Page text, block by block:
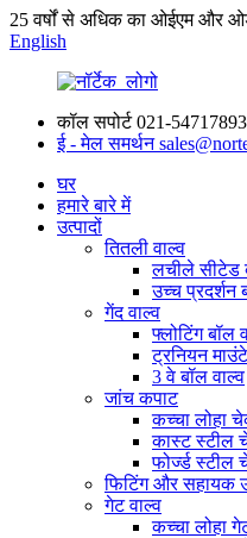
25 वर्षों से अधिक का ओईएम और
English
कॉल सपोर्ट 021-54717893
ई - मेल समर्थन
घर
हमारे बारे में
उत्पादों
तितली वाल्व
लचीले सीटेड
उच्च प्रदर्शन
गेंद वाल्व
फ्लोटिंग बॉल
ट्रनियन
3 वे बॉल वाल्व
जांच कपाट
कच्चा लोहा
कास्ट स्टील
फोर्ज्ड स्टील
फिटिंग और सहायक
गेट वाल्व
कच्चा लोहा